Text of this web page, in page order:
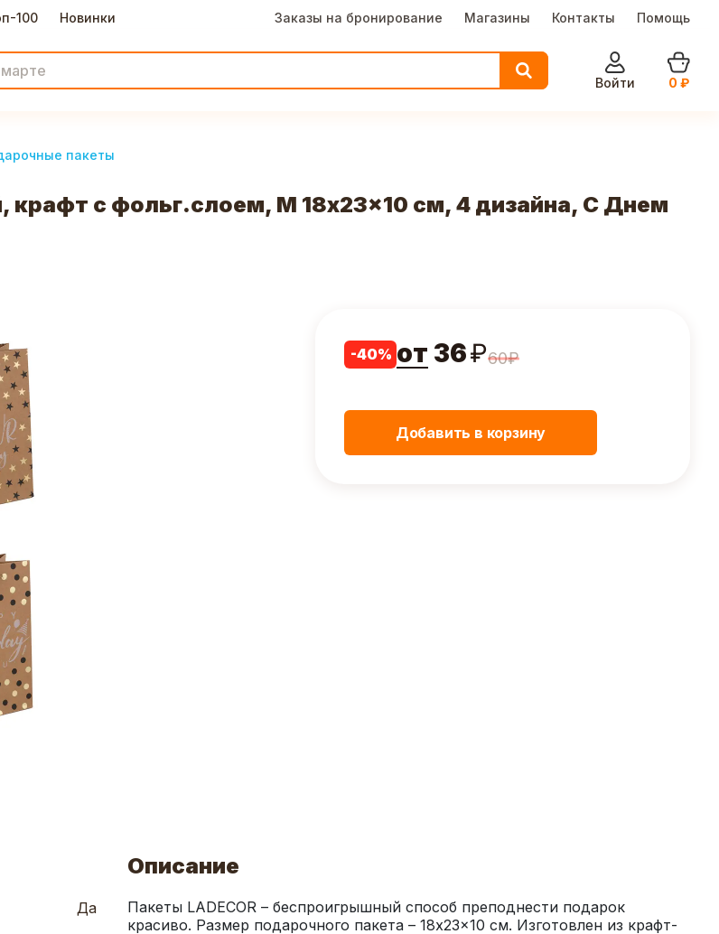
100 Новинки Заказы на бронирование Магазины Контакты Помощь
Войти
0 ₽
пакеты
крафт с фольг.слоем, М 18x23x10 см, 4 дизайна, С Днем
-40% от 36₽60₽
Добавить в корзину
Да
Описание
Пакеты LADECOR – беспроигрышный способ преподнести подарок
красиво. Размер подарочного пакета – 18x23x10 см. Изготовлен из крафт-